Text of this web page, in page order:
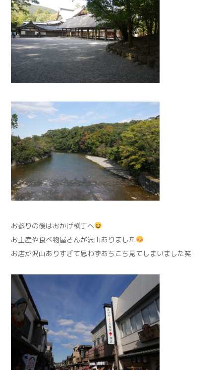
お参りの後はおかげ横丁へ
お土産や食べ物屋さんが沢山ありました
お店が沢山ありすぎて思わずあちこち見てしまいました笑